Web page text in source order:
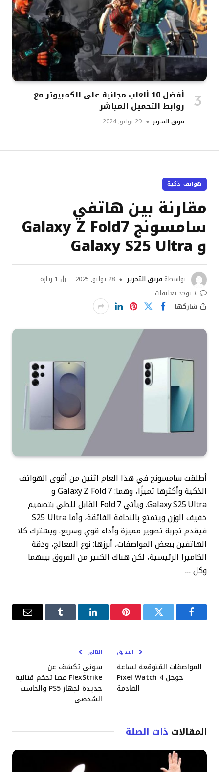
أفضل 10 ألعاب مجانية على الكمبيوتر مع
روابط التحميل المباشر
فريق التحرير 29 يوليو, 2024
هواتف ذكية
مقارنة بين هاتفي
سامسونج Galaxy Z Fold7
و Galaxy S25 Ultra
بواسطة فريق التحرير 28 يوليو, 2025 1 زيارة
لا توجد تعليقات
شاركها
أطلقت سامسونج في هذا العام اثنين من أقوى الهواتف
الذكية وأكثرها تميزًا، وهما: Galaxy Z Fold 7 و
Galaxy S25 Ultra. ويأتي Fold 7 القابل للطي بتصميم
خفيف الوزن ويتمتع بالنحافة الفائقة، وأما S25 Ultra
فيقدم تجربة تصوير مميزة وأداء قوي وسريع. ويشترك كلا
الهاتفين ببعض المواصفات، أبرزها: نوع المعالج، ودقة
الكاميرا الرئيسية، لكن هناك الكثير من الفروق بينهما
وكل …
فيسبوكتويتر بينتيريستلينكدإن Tumblrالبريد
السابق
المواصفات المُتوقعة لساعة
جوجل Pixel Watch 4
القادمة
التالي
سوني تكشف عن
FlexStrike عصا تحكم قتالية
جديدة لجهاز PS5 والحاسب
الشخصي
المقالات ذات الصلة